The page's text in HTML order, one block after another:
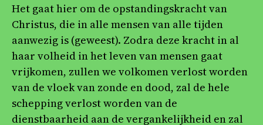
Het gaat hier om de opstandingskracht van
Christus, die in alle mensen van alle tijden
aanwezig is (geweest). Zodra deze kracht in al
haar volheid in het leven van mensen gaat
vrijkomen, zullen we volkomen verlost worden
van de vloek van zonde en dood, zal de hele
schepping verlost worden van de
dienstbaarheid aan de vergankelijkheid en zal